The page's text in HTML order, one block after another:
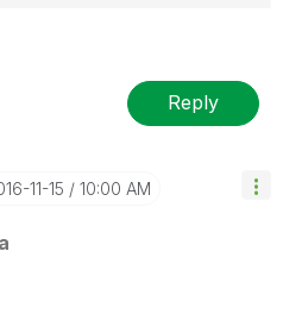
Reply
11-15 10:00 AM